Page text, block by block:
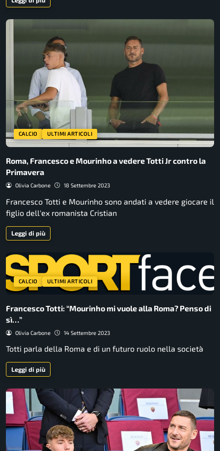
CALCIO ULTIMI ARTICOLI
Roma, Francesco e Mourinho a vedere Totti Jr contro la
Primavera
Olivia Carbone 18 Settembre 2023
Francesco Totti e Mourinho sono andati a vedere giocare il
figlio dell'ex romanista Cristian
Leggi di più
CALCIO ULTIMI ARTICOLI
Francesco Totti: “Mourinho mi vuole alla Roma? Penso di
sì…”
Olivia Carbone 14 Settembre 2023
Totti parla della Roma e di un futuro ruolo nella società
Leggi di più